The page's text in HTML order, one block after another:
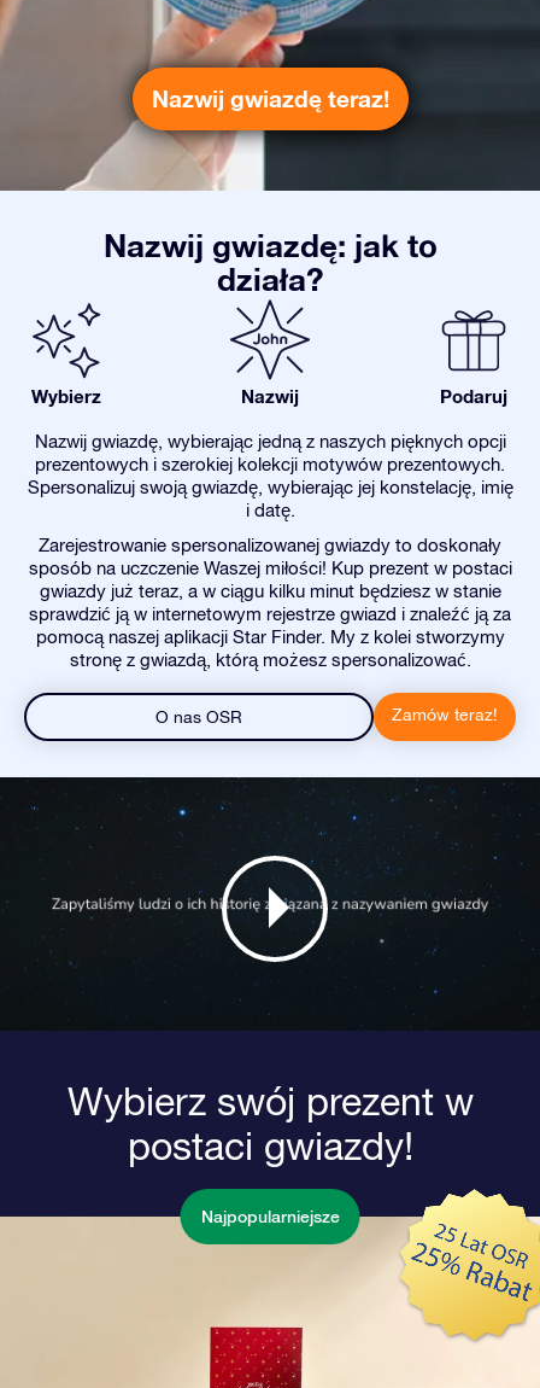
Nazwij gwiazdę teraz!
Nazwij gwiazdę: jak to
działa?
Wybierz Nazwij Podaruj
Nazwij gwiazdę, wybierając jedną z naszych pięknych opcji
prezentowych i szerokiej kolekcji motywów prezentowych.
Spersonalizuj swoją gwiazdę, wybierając jej konstelację, imię
i datę.
Zarejestrowanie spersonalizowanej gwiazdy to doskonały
sposób na uczczenie Waszej miłości! Kup prezent w postaci
gwiazdy już teraz, a w ciągu kilku minut będziesz w stanie
sprawdzić ją w internetowym rejestrze gwiazd i znaleźć ją za
pomocą naszej aplikacji Star Finder. My z kolei stworzymy
stronę z gwiazdą, którą możesz spersonalizować.
O nas OSR Zamów teraz!
Wybierz swój prezent w
postaci gwiazdy!
Najpopularniejsze